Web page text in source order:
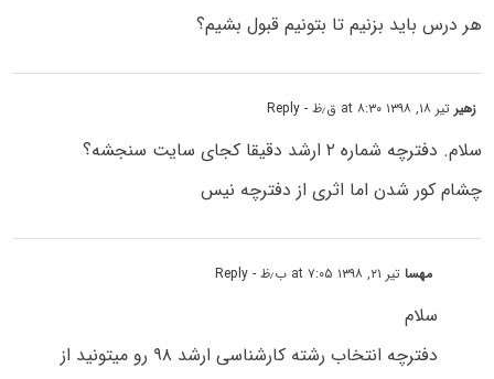
هر درس باید بزنیم تا بتونیم قبول بشیم؟
زهیر تیر ۱۸, ۱۳۹۸ at ۸:۳۰ ق٫ظ - Reply
سلام. دفترچه شماره ۲ ارشد دقیقا کجای سایت سنجشه؟
چشام کور شدن اما اثری از دفترچه نیس
مهساتیر ۲۱, ۱۳۹۸ at ۷:۰۵ ب٫ظ - Reply
سلام
دفترچه انتخاب رشته کارشناسی ارشد ۹۸ رو میتونید از